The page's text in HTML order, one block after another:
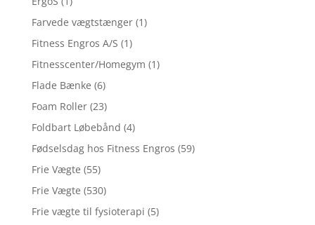
Farvede vægtstænger (1)
Fitness Engros A/S (1)
Fitnesscenter/Homegym (1)
Flade Bænke (6)
Foam Roller (23)
Foldbart Løbebånd (4)
Fødselsdag hos Fitness Engros (59)
Frie Vægte (55)
Frie Vægte (530)
Frie vægte til fysioterapi (5)